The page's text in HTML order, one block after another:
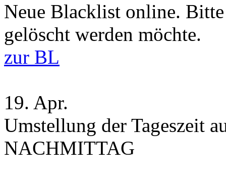
Neue Blacklist online.
gelöscht werden möchte.
zur BL
19. Apr.
Umstellung der Tageszeit
NACHMITTAG